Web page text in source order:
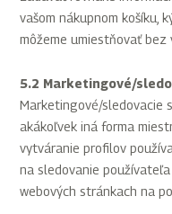
vašom nákupnom košíku,
môžeme umiestňovať bez
5.2 Marketingové/
Marketingové/sledovacie
akákoľvek iná forma
vytváranie profilov
na sledovanie
webových stránkach na